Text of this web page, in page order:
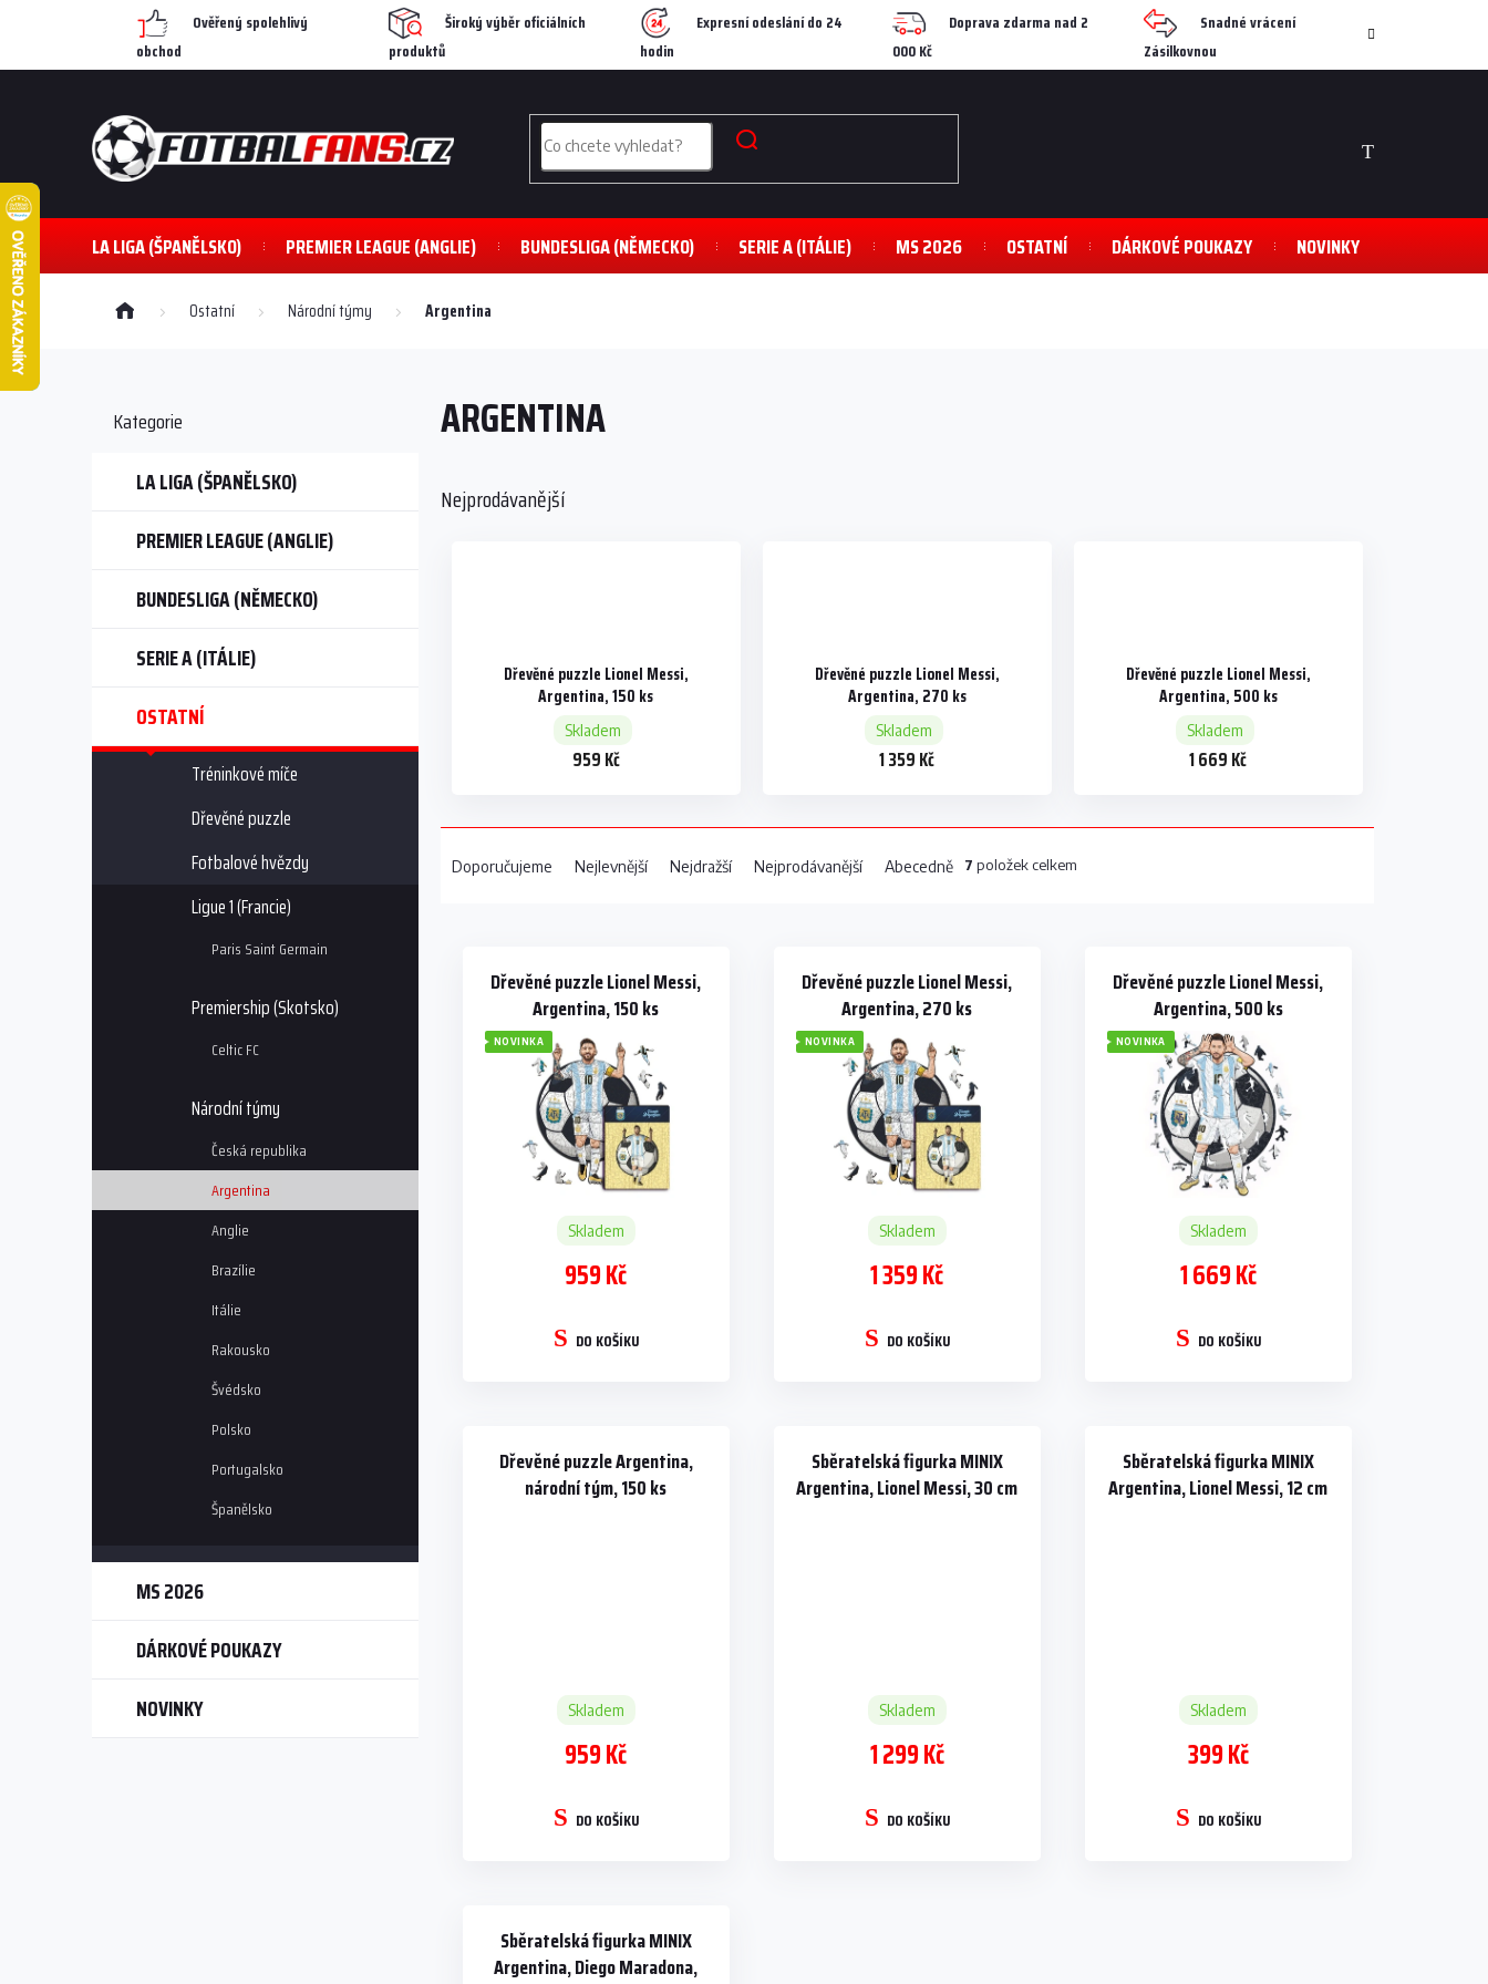
Ověřený spolehlivý
obchod
Široký výběr oficiálních
produktů
Expresní odeslání do 24
hodin
Doprava zdarma nad 2
000 Kč
Snadné vrácení
Zásilkovnou
NÁKUPNÍ
LA LIGA (ŠPANĚLSKO) PREMIER LEAGUE (ANGLIE) BUNDESLIGA (NĚMECKO) SERIE A (ITÁLIE) MS 2026 OSTATNÍ DÁRKOVÉ POUKAZY NOVINKY
Domů Ostatní Národní týmy Argentina
kategorie
Kategorie
LA LIGA (ŠPANĚLSKO)
PREMIER LEAGUE (ANGLIE)
BUNDESLIGA (NĚMECKO)
SERIE A (ITÁLIE)
OSTATNÍ
Tréninkové míče
Dřevěné puzzle
Fotbalové hvězdy
Ligue 1 (Francie)
Paris Saint Germain
Premiership (Skotsko)
Celtic FC
Národní týmy
Česká republika
Argentina
Anglie
Brazílie
Itálie
Rakousko
Švédsko
Polsko
Portugalsko
Španělsko
MS 2026
DÁRKOVÉ POUKAZY
NOVINKY
ARGENTINA
Nejprodávanější
Dřevěné puzzle Lionel Messi,
Argentina, 150 ks
Skladem
959 Kč
Dřevěné puzzle Lionel Messi,
Argentina, 270 ks
Skladem
1 359 Kč
Dřevěné puzzle Lionel Messi,
Argentina, 500 ks
Skladem
1 669 Kč
Ř
Doporučujeme Nejlevnější Nejdražší Nejprodávanější Abecedně 7 položek celkem
Dřevěné puzzle Lionel Messi,
Argentina, 150 ks
NOVINKA
Skladem
959 Kč
DO KOŠÍKU
Dřevěné puzzle Lionel Messi,
Argentina, 270 ks
NOVINKA
Skladem
1 359 Kč
DO KOŠÍKU
Dřevěné puzzle Lionel Messi,
Argentina, 500 ks
NOVINKA
Skladem
1 669 Kč
DO KOŠÍKU
Dřevěné puzzle Argentina,
národní tým, 150 ks
Skladem
959 Kč
DO KOŠÍKU
Sběratelská figurka MINIX
Argentina, Lionel Messi, 30 cm
Skladem
1 299 Kč
DO KOŠÍKU
Sběratelská figurka MINIX
Argentina, Lionel Messi, 12 cm
Skladem
399 Kč
DO KOŠÍKU
Sběratelská figurka MINIX
Argentina, Diego Maradona,